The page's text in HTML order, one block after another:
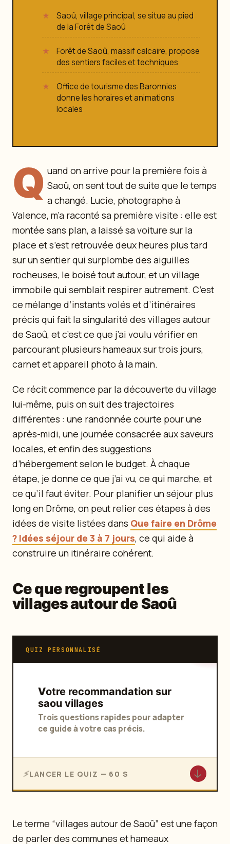
Saoû, village principal, se situe au pied
de la Forêt de Saoû
Forêt de Saoû, massif calcaire, propose
des sentiers faciles et techniques
Office de tourisme des Baronnies
donne les horaires et animations
locales
Q uand on arrive pour la première fois à
Saoû, on sent tout de suite que le temps
a changé. Lucie, photographe à
Valence, m’a raconté sa première visite : elle est
montée sans plan, a laissé sa voiture sur la
place et s’est retrouvée deux heures plus tard
sur un sentier qui surplombe des aiguilles
rocheuses, le boisé tout autour, et un village
immobile qui semblait respirer autrement. C’est
ce mélange d’instants volés et d’itinéraires
précis qui fait la singularité des villages autour
de Saoû, et c’est ce que j’ai voulu vérifier en
parcourant plusieurs hameaux sur trois jours,
carnet et appareil photo à la main.
Ce récit commence par la découverte du village
lui-même, puis on suit des trajectoires
différentes : une randonnée courte pour une
après-midi, une journée consacrée aux saveurs
locales, et enfin des suggestions
d’hébergement selon le budget. À chaque
étape, je donne ce que j’ai vu, ce qui marche, et
ce qu’il faut éviter. Pour planifier un séjour plus
long en Drôme, on peut relier ces étapes à des
idées de visite listées dans Que faire en Drôme
? Idées séjour de 3 à 7 jours, ce qui aide à
construire un itinéraire cohérent.
Ce que regroupent les
villages autour de Saoû
QUIZ PERSONNALISÉ
Votre recommandation sur
saou villages
Trois questions rapides pour adapter
ce guide à votre cas précis.
LANCER LE QUIZ — 60 S ↓
Le terme “villages autour de Saoû” est une façon
de parler des communes et hameaux